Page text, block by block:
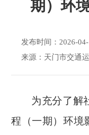
期）环
发布时间：2026-
来源：天门市交通
为充分了解
程（一期）环境